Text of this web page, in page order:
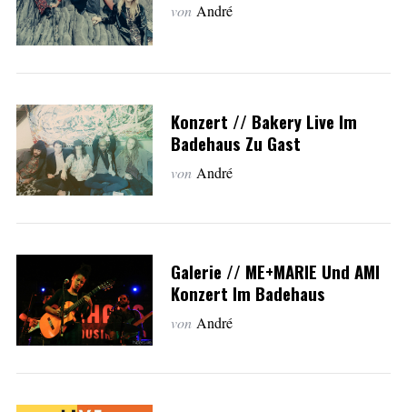
von André
Konzert // Bakery Live Im
Badehaus Zu Gast
von André
Galerie // ME+MARIE Und AMI
Konzert Im Badehaus
von André